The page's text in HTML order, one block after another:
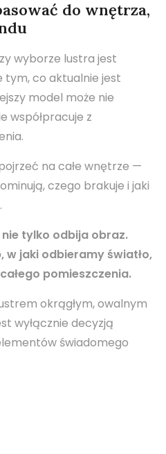
do wnętrza,
wyborze lustra jest
tym, co aktualnie jest
model może nie
współpracuje z
na całe wnętrze —
czego brakuje i jaki
tylko odbija obraz.
w jaki odbieramy światło,
pomieszczenia.
okrągłym, owalnym
wyłącznie decyzją
świadomego